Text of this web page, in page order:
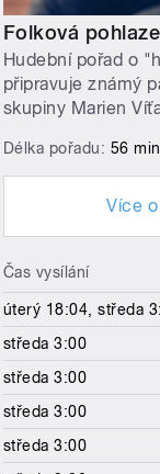
Folková
Hudební pořad o
připravuje známý
skupiny Marien
Délka pořadu: 56
Více
Čas vysílání
úterý 18:04, středa
středa 3:00
středa 3:00
středa 3:00
středa 3:00